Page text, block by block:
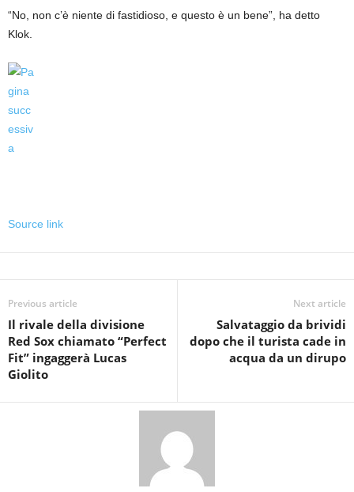
“No, non c’è niente di fastidioso, e questo è un bene”, ha detto
Klok.
Source link
Previous article
Il rivale della divisione
Red Sox chiamato “Perfect
Fit” ingaggerà Lucas
Giolito
Next article
Salvataggio da brividi
dopo che il turista cade in
acqua da un dirupo